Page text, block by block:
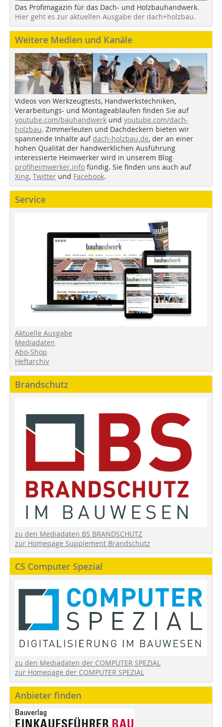
Das Profimagazin für das Dach- und Holzbauhandwerk.
Hier geht es zur aktuellen Ausgabe der dach+holzbau.
Weitere Medien und Kanäle
Videos von Werkzeugtests, Handwerkstechniken,
Verarbeitungs- und Montageabläufen finden Sie auf
youtube.com/bauhandwerk und youtube.com/dach-
holzbau. Zimmerleuten und Dachdeckern bieten wir
spannende Inhalte auf dach-holzbau.de, der an einer
hohen Qualität der handwerklichen Ausführung
interessierte Heimwerker wird in unserem Blog
profiheimwerker.info fündig. Sie finden uns auch auf
Xing, Twitter und Facebook.
Service
Aktuelle Ausgabe
Mediadaten
Abo-Shop
Heftarchiv
Brandschutz
zu den Mediadaten BS BRANDSCHUTZ
zur Homepage Supplement Brandschutz
CS Computer Spezial
zu den Mediadaten der COMPUTER SPEZIAL
zur Homepage der COMPUTER SPEZIAL
Anbieter finden